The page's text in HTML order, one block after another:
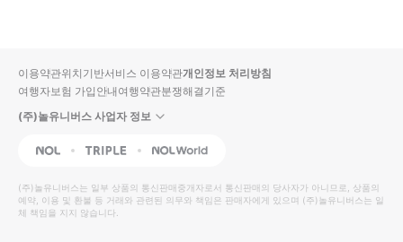
입니
다.
높
은
순
동
영
상
순
상
이용약관위치기반서비스 이용약관개인정보 처리방침
여행자보험 가입안내여행약관분쟁해결기준
(주)놀유니버스 사업자 정보
NOL Triple Interpark Global
(주)놀유니버스는 일부 상품의 통신판매중개자로서 통신판매의 당사자가 아니므로, 상품의
예약, 이용 및 환불 등 거래와 관련된 의무와 책임은 판매자에게 있으며 (주)놀유니버스는 일
체 책임을 지지 않습니다.